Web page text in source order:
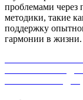
проблемами через
методики, такие
поддержку
гармонии в жизни.